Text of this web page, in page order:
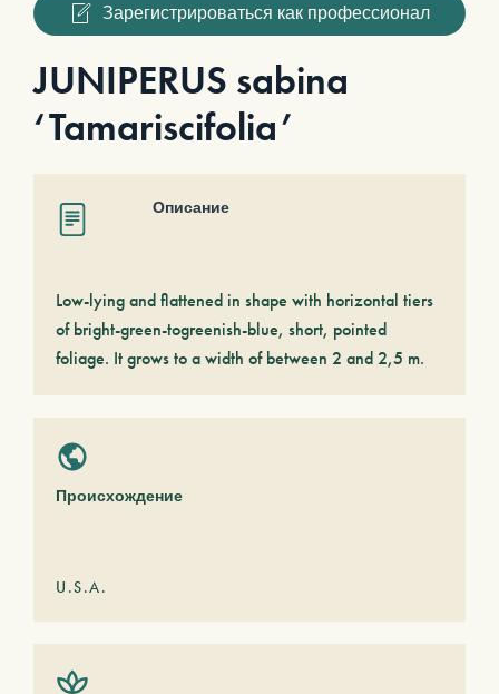
Зарегистрироваться как профессионал
JUNIPERUS sabina
‘Tamariscifolia’
Описание
Low-lying and flattened in shape with horizontal tiers
of bright-green-togreenish-blue, short, pointed
foliage. It grows to a width of between 2 and 2,5 m.
Происхождение
U.S.A.